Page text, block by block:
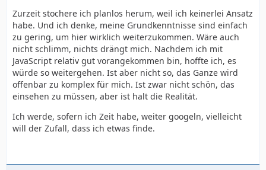
Zurzeit stochere ich planlos herum, weil ich keinerlei Ansatz
habe. Und ich denke, meine Grundkenntnisse sind einfach
zu gering, um hier wirklich weiterzukommen. Wäre auch
nicht schlimm, nichts drängt mich. Nachdem ich mit
JavaScript relativ gut vorangekommen bin, hoffte ich, es
würde so weitergehen. Ist aber nicht so, das Ganze wird
offenbar zu komplex für mich. Ist zwar nicht schön, das
einsehen zu müssen, aber ist halt die Realität.
Ich werde, sofern ich Zeit habe, weiter googeln, vielleicht
will der Zufall, dass ich etwas finde.